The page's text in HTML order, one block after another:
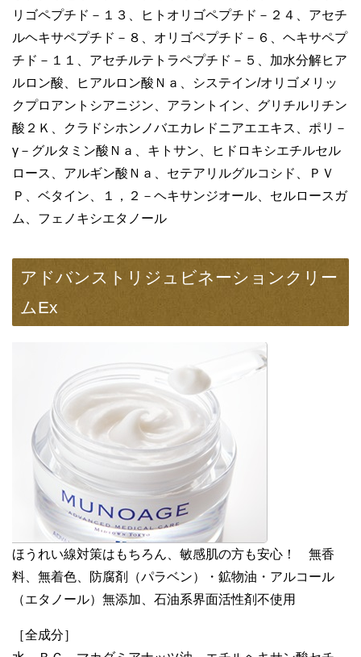
リゴペプチド－１３、ヒトオリゴペプチド－２４、アセチ
ルヘキサペプチド－８、オリゴペプチド－６、ヘキサペプ
チド－１１、アセチルテトラペプチド－５、加水分解ヒア
ルロン酸、ヒアルロン酸Ｎａ、システイン/オリゴメリッ
クプロアントシアニジン、アラントイン、グリチルリチン
酸２Ｋ、クラドシホンノバエカレドニアエエキス、ポリ－
γ－グルタミン酸Ｎａ、キトサン、ヒドロキシエチルセル
ロース、アルギン酸Ｎａ、セテアリルグルコシド、ＰＶ
Ｐ、ベタイン、１，２－ヘキサンジオール、セルロースガ
ム、フェノキシエタノール
アドバンストリジュビネーションクリー
ムEx
ほうれい線対策はもちろん、敏感肌の方も安心！ 無香
料、無着色、防腐剤（パラベン）・鉱物油・アルコール
（エタノール）無添加、石油系界面活性剤不使用
［全成分］